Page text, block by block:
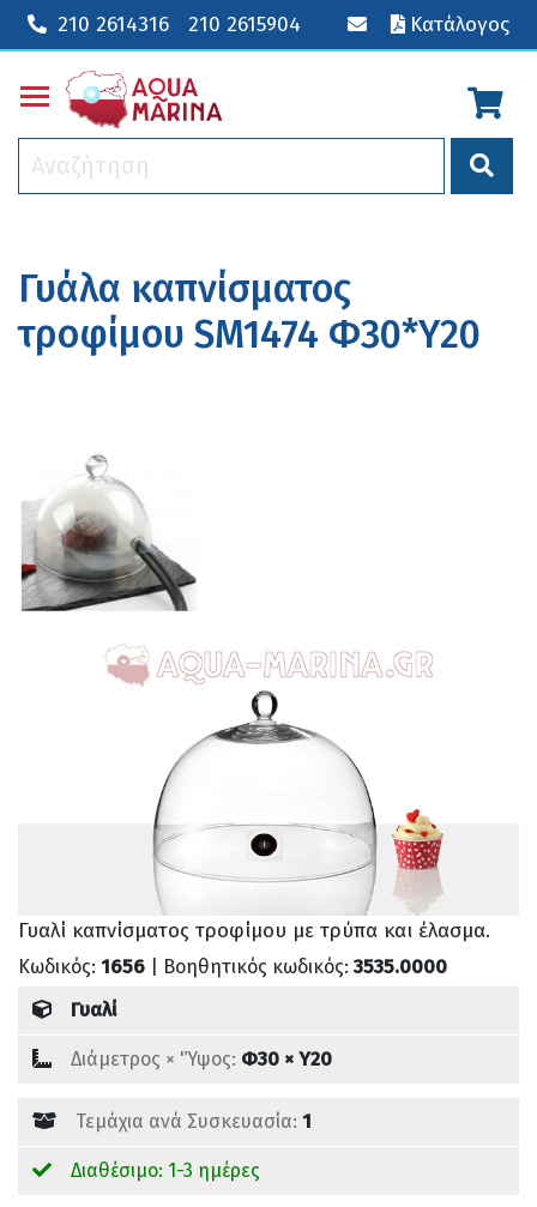
210 2614316 210 2615904 Κατάλογος
Toggle main menu visibility
Γυάλα καπνίσματος
τροφίμου SM1474 Φ30*Υ20
Γυαλί καπνίσματος τροφίμου με τρύπα και έλασμα.
Κωδικός: 1656 | Βοηθητικός κωδικός:3535.0000
Γυαλί
Διάμετρος × 'Ύψος: Φ30 × Υ20
Τεμάχια ανά Συσκευασία: 1
Διαθέσιμο: 1-3 ημέρες